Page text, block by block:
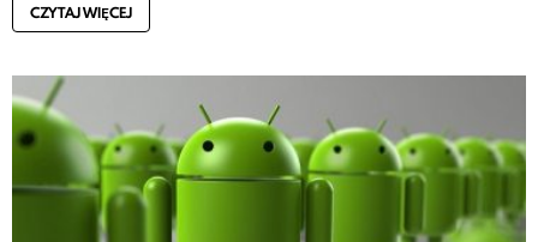
CZYTAJ WIĘCEJ